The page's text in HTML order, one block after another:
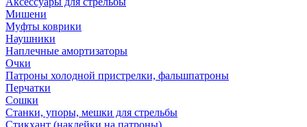
Мишени
Муфты коврики
Наушники
Наплечные амортизаторы
Очки
Патроны холодной пристрелки, фальшпатроны
Перчатки
Сошки
Станки, упоры, мешки для стрельбы
Стикхант (наклейки на патроны)